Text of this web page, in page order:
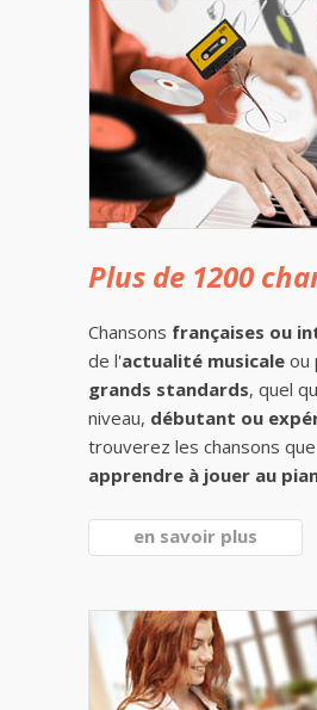
Plus de 1200
Chansons françaises ou
de l'actualité musicale ou
grands standards, quel
niveau, débutant ou
trouverez les chansons que
apprendre à jouer au
en savoir plus